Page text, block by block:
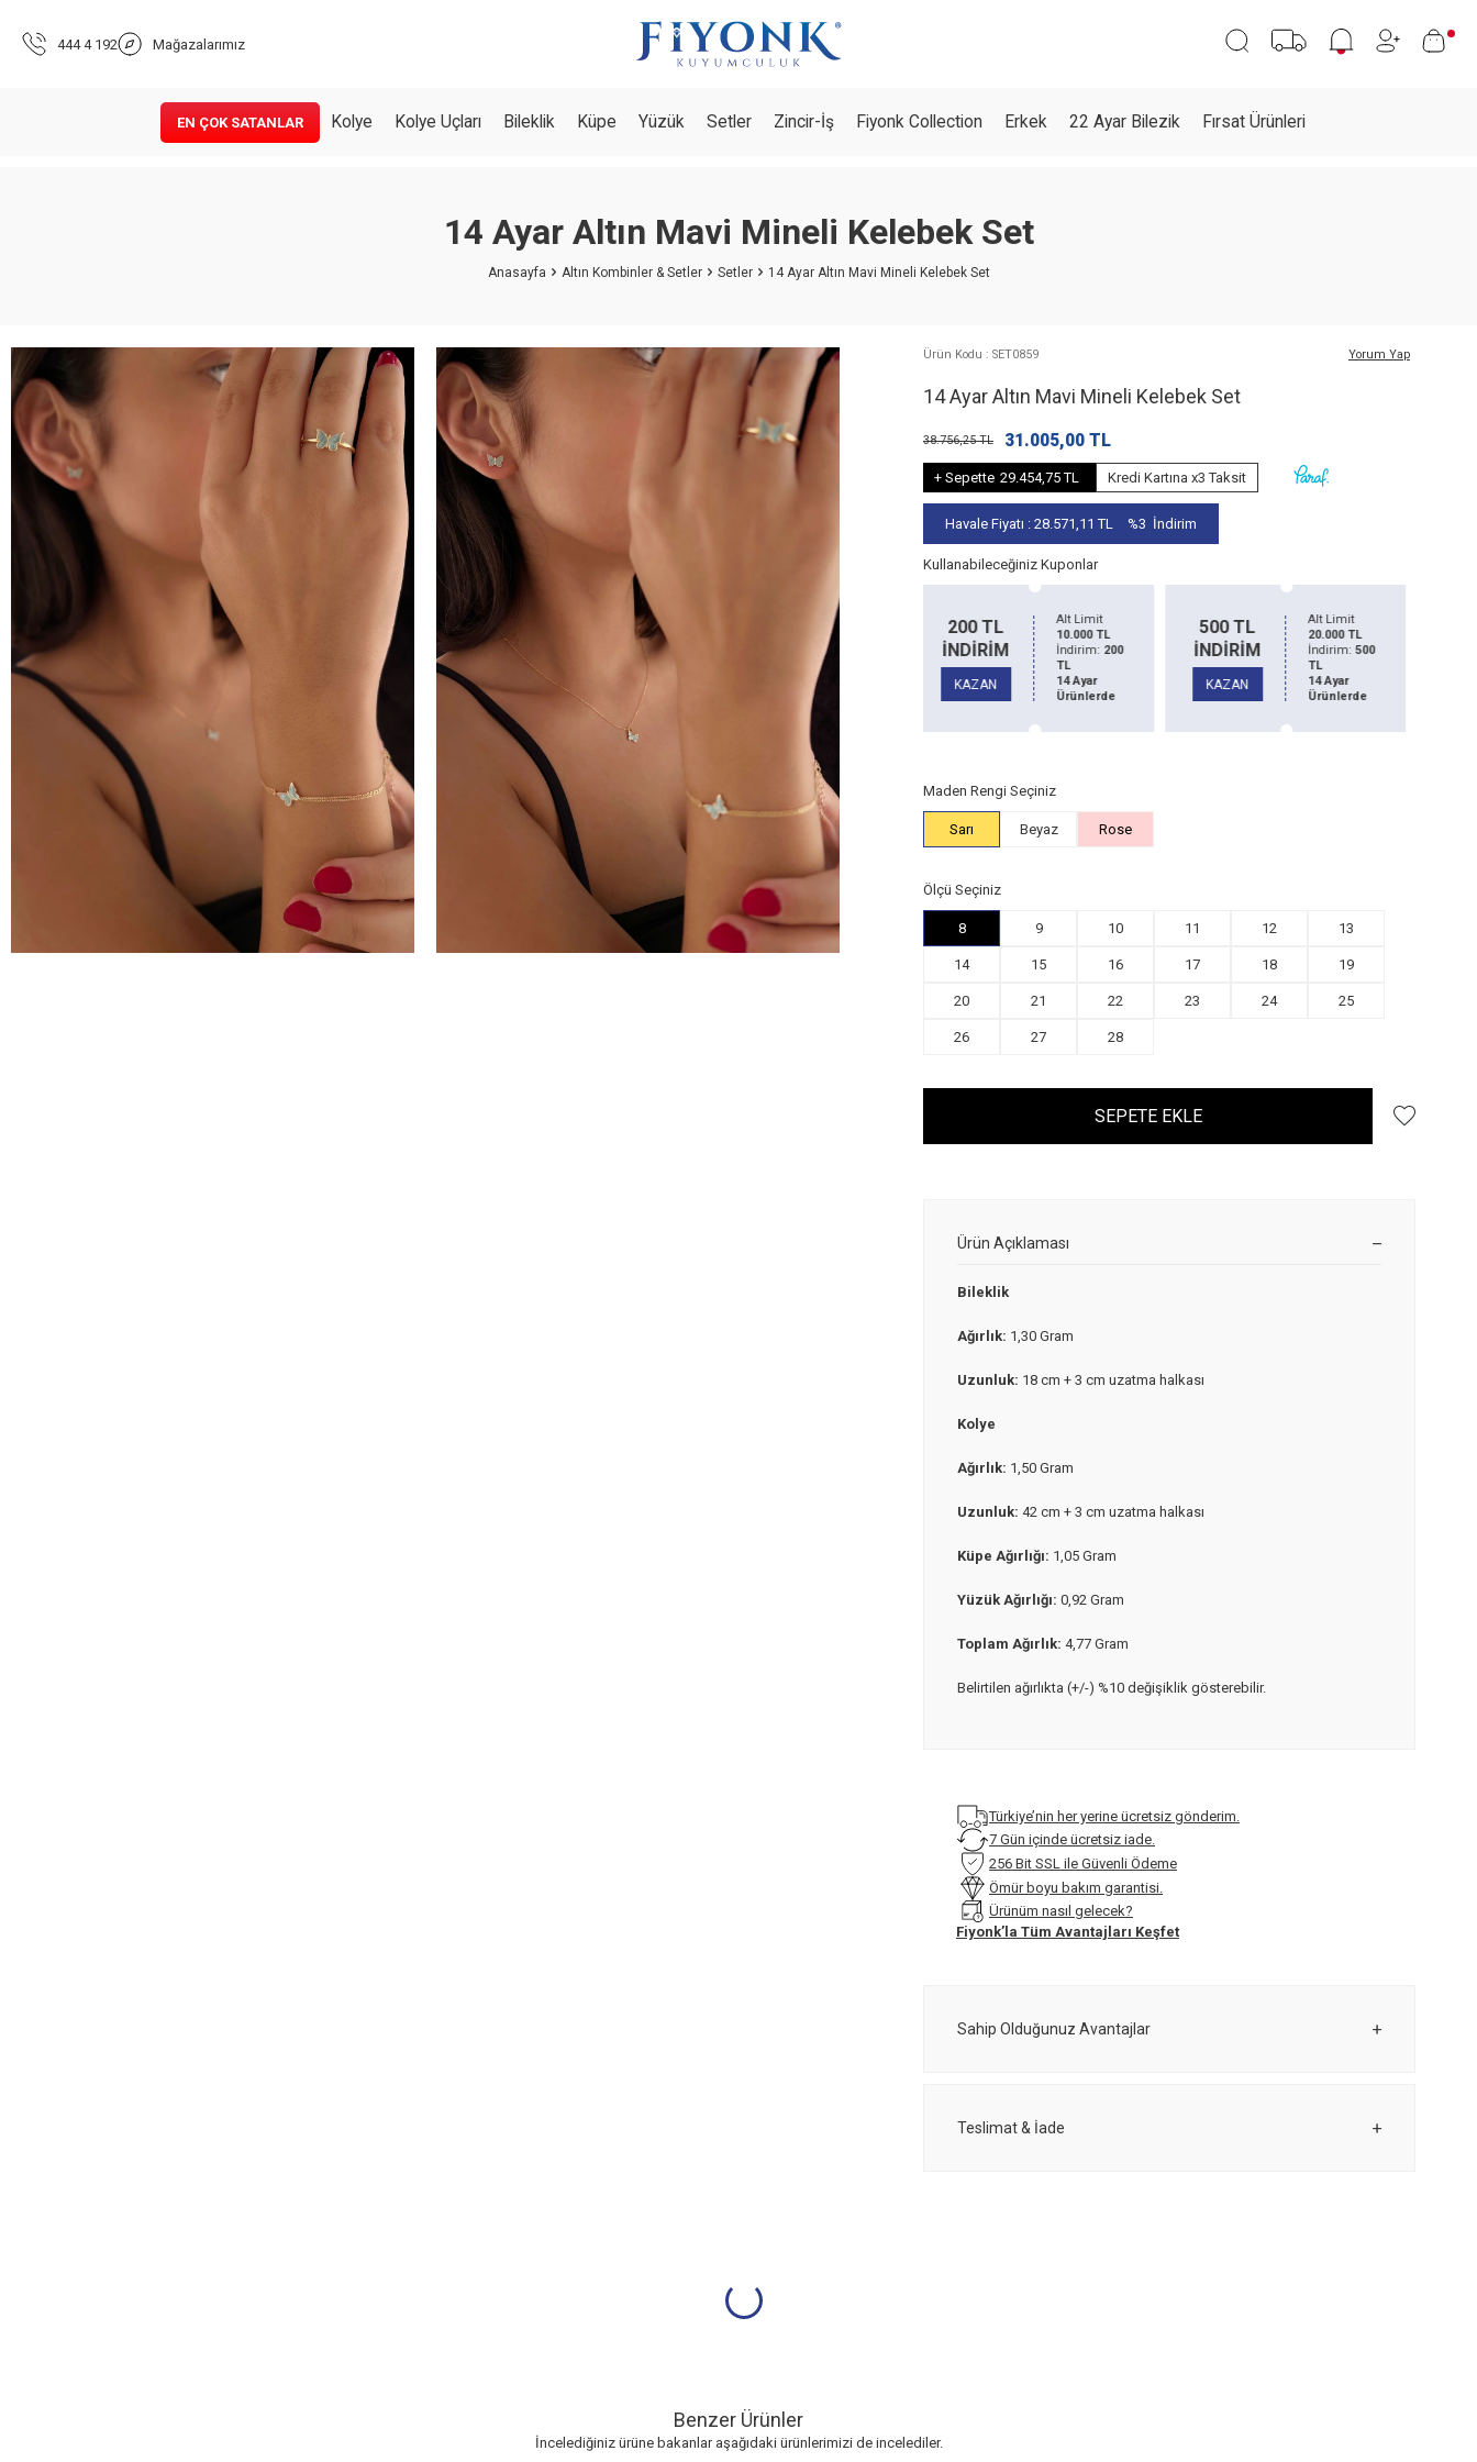
444 4 192 Mağazalarımız
EN ÇOK SATANLAR Kolye Kolye Uçları Bileklik Küpe Yüzük Setler Zincir-İş Fiyonk Collection Erkek 22 Ayar Bilezik Fırsat Ürünleri
14 Ayar Altın Mavi Mineli Kelebek Set
Anasayfa Altın Kombinler & Setler Setler 14 Ayar Altın Mavi Mineli Kelebek Set
Ürün Kodu : SET0859 Yorum Yap
14 Ayar Altın Mavi Mineli Kelebek Set
38.756,25TL 31.005,00 TL
+ Sepette 29.454,75 TL Kredi Kartına x3 Taksit
Havale Fiyatı : 28.571,11 TL %3 İndirim
Kullanabileceğiniz Kuponlar
100 TL
İNDİRİM
KAZAN
5.000
Ürünlerde
Alt Limit
10.000 TL
İndirim:
TL
14 Ayar
Ürünlerde
500 TL
İNDİRİM
KAZAN
Alt Limit
20.000 TL
İndirim:500
TL
14 Ayar
Ürünlerde
1500 TL
İNDİRİM
KAZAN
Alt Limit
50.000 TL
İndirim:1500
TL
14 Ayar
Ürünlerde
Maden Rengi Seçiniz
Sarı Beyaz Rose
Ölçü Seçiniz
8 9 10 11 12 13
14 15 16 17 18 19
20 21 22 23 24 25
26 27 28
SEPETE EKLE
Ürün Açıklaması
Bileklik
Ağırlık: 1,30 Gram
Uzunluk: 18 cm + 3 cm uzatma halkası
Kolye
Ağırlık: 1,50 Gram
Uzunluk: 42 cm + 3 cm uzatma halkası
Küpe Ağırlığı: 1,05 Gram
Yüzük Ağırlığı: 0,92 Gram
Toplam Ağırlık: 4,77 Gram
Belirtilen ağırlıkta (+/-) %10 değişiklik gösterebilir.
Türkiye’nin her yerine ücretsiz gönderim.
7 Gün içinde ücretsiz iade.
256 Bit SSL ile Güvenli Ödeme
Ömür boyu bakım garantisi.
Ürünüm nasıl gelecek?
Fiyonk’la Tüm Avantajları Keşfet
Sahip Olduğunuz Avantajlar
Teslimat & İade
Benzer Ürünler
İncelediğiniz ürüne bakanlar aşağıdaki ürünlerimizi de incelediler.